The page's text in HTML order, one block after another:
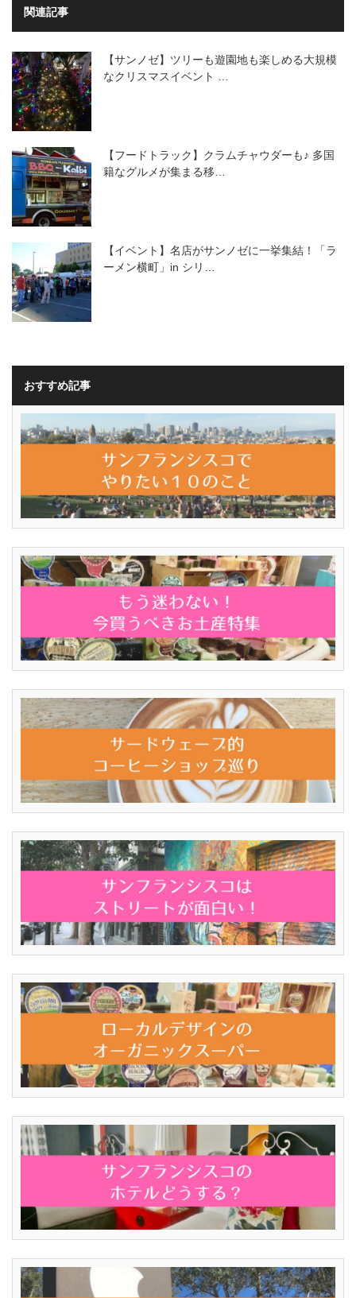
関連記事
【サンノゼ】ツリーも遊園地も楽しめる大規模
なクリスマスイベント …
【フードトラック】クラムチャウダーも♪ 多国
籍なグルメが集まる移…
【イベント】名店がサンノゼに一挙集結！「ラ
ーメン横町」in シリ…
おすすめ記事